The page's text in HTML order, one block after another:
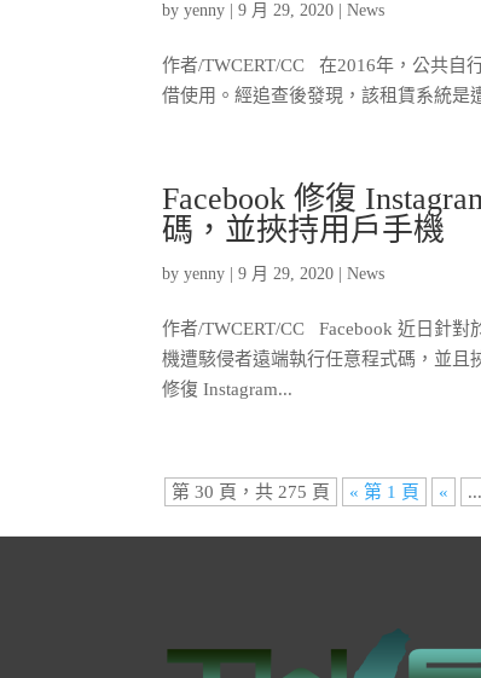
byyenny |9 月 29, 2020 |News
作者/TWCERT/CC 在2016年，公共自
借使用。經追查後發現，該租賃系統
Facebook 修復
碼，並挾持用戶手機
byyenny |9 月 29, 2020 |News
作者/TWCERT/CC Facebook 近日針
機遭駭侵者遠端執行任意程式碼，並
修復 Instagram...
第 30 頁，共 275 頁 « 第 1 頁 « ...